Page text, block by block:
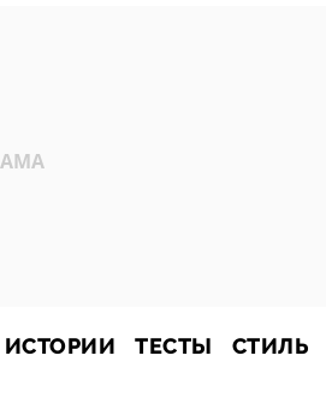
ИСТОРИИ ТЕСТЫ СТИЛЬ